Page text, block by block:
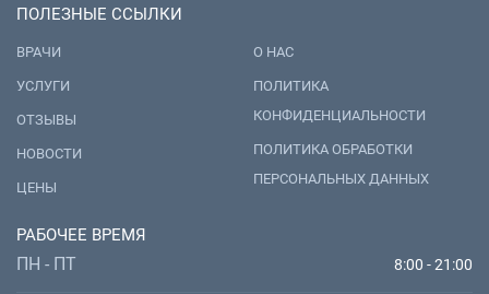
ПОЛЕЗНЫЕ ССЫЛКИ
ВРАЧИ
УСЛУГИ
ОТЗЫВЫ
НОВОСТИ
ЦЕНЫ
О НАС
ПОЛИТИКА
КОНФИДЕНЦИАЛЬНОСТИ
ПОЛИТИКА ОБРАБОТКИ
ПЕРСОНАЛЬНЫХ ДАННЫХ
РАБОЧЕЕ ВРЕМЯ
ПН - ПТ 8:00 - 21:00